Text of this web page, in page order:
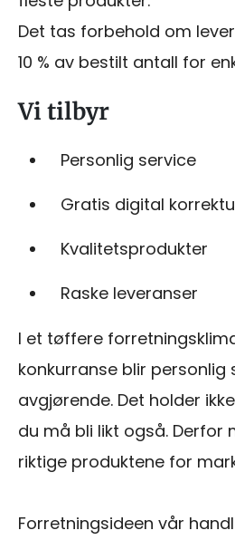
Det tas forbehold om
10 % av bestilt antall for
Vi tilbyr
Personlig service
Gratis digital
Kvalitetsprodukter
Raske leveranser
I et tøffere
konkurranse blir personlig
avgjørende. Det holder
du må bli likt også. Derfor
riktige produktene for
Forretningsideen vår